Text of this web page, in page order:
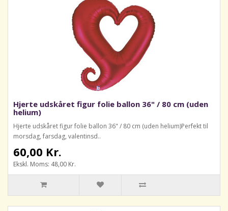
Hjerte udskåret figur folie ballon 36" / 80 cm (uden
helium)
Hjerte udskåret figur folie ballon 36" / 80 cm (uden helium)Perfekt til
morsdag, farsdag, valentinsd..
60,00 Kr.
Ekskl. Moms: 48,00 Kr.